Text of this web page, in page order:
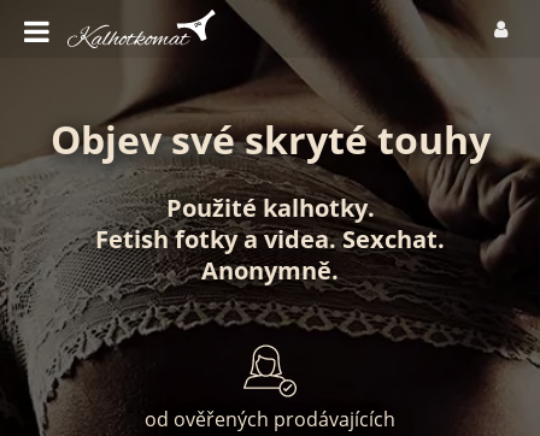
Objev své skryté touhy
Použité kalhotky.
Fetish fotkyavidea.Sexchat.
Anonymně.
od ověřených prodávajících